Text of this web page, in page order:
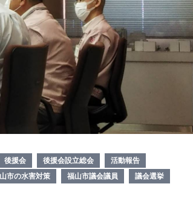
後援会 後援会設立総会
活動報告
市の水害対策 福山市議会議員 議会選挙